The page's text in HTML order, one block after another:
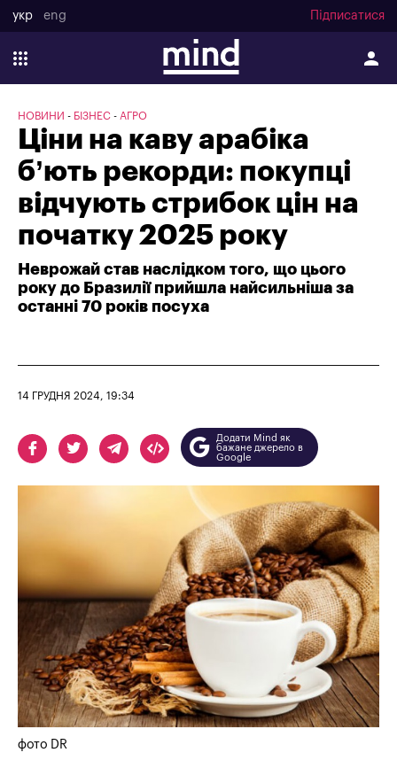
укр eng Підписатися
НОВИНИ БІЗНЕС АГРО
Ціни на каву арабіка
б’ють рекорди: покупці
відчують стрибок цін на
початку 2025 року
Неврожай став наслідком того, що цього
року до Бразилії прийшла найсильніша за
останні 70 років посуха
14 ГРУДНЯ 2024, 19:34
Додати Mind як
бажане джерело в
Google
фото DR